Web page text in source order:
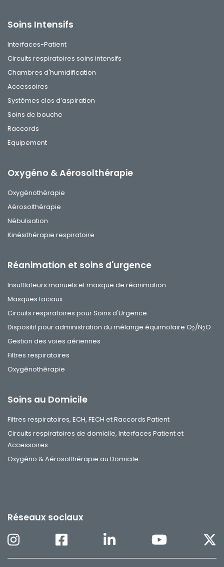
Soins Intensifs
Interfaces-Patient
Circuits respiratoires soins intensifs
Chambres d'humidification
Accessoires
Systèmes clos d’aspiration
Soins de bouche
Raccords
Equipement
Oxygéno & Aérosolthérapie
Oxygénothérapie
Aérosolthérapie
Nébulisation
Kinésithérapie respiratoire
Réanimation et soins d'urgence
Insufflateurs manuels et masque de réanimation
Masques faciaux
Circuits respiratoires pour Soins d'Urgence
Dispositif pour administration du mélange équimolaire O2/N2O
Gestion des voies aériennes
Filtres respiratoires
Oxygénothérapie
Soins au Domicile
Filtres respiratoires, ECH, FECH et Raccords Patient
Circuits respiratoires de domicile, Interfaces Patient et
Accessoires
Oxygéno & Aérosolthérapie au Domicile
Réseaux sociaux